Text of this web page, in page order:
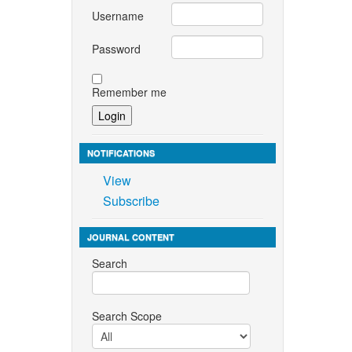
and
Username
Password
Remember me
NOTIFICATIONS
View
Subscribe
JOURNAL CONTENT
Search
Search Scope